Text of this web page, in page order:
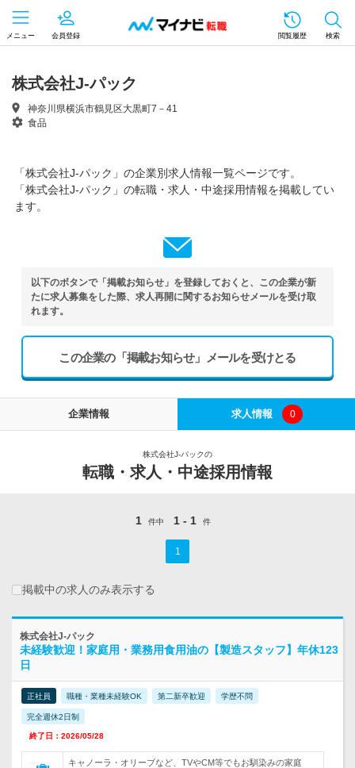
メニュー 会員登録 閲覧履歴 検索
株式会社J-パック
神奈川県横浜市鶴見区大黒町7－41
食品
「株式会社J-パック」の企業別求人情報一覧ページです。
「株式会社J-パック」の転職・求人・中途採用情報を掲載してい
ます。
以下のボタンで「掲載お知らせ」を登録しておくと、この企業が新
たに求人募集をした際、求人再開に関するお知らせメールを受け取
れます。
この企業の「掲載お知らせ」メールを受けとる
企業情報 求人情報 0
株式会社J-パックの
転職・求人・中途採用情報
1 件中 1 - 1 件
1
掲載中の求人のみ表示する
株式会社J-パック
未経験歓迎！家庭用・業務用食用油の【製造スタッフ】年休123
日
正社員 職種・業種未経験OK 第二新卒歓迎 学歴不問
完全週休2日制
終了日：2026/05/28
キャノーラ・オリーブなど、TVやCM等でもお馴染みの家庭